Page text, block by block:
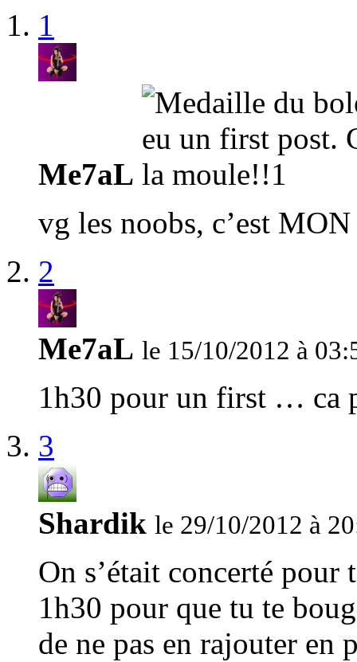
1
Me7aL
vg les noobs, c’est
2
Me7aL le 15/10/2012 à
1h30 pour un first … ca
3
Shardik le 29/10/2012 à
On s’était concerté pour
1h30 pour que tu te
de ne pas en rajouter en